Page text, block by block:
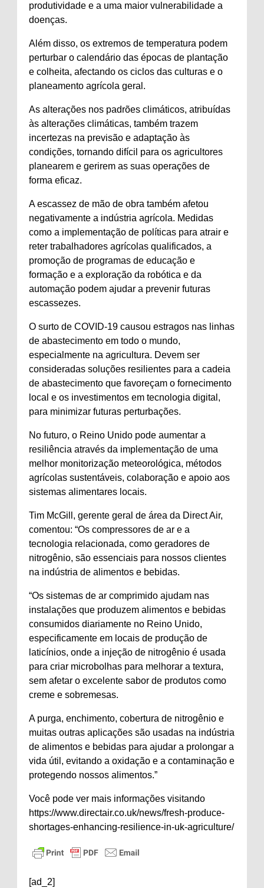
produtividade e a uma maior vulnerabilidade a
doenças.
Além disso, os extremos de temperatura podem
perturbar o calendário das épocas de plantação
e colheita, afectando os ciclos das culturas e o
planeamento agrícola geral.
As alterações nos padrões climáticos, atribuídas
às alterações climáticas, também trazem
incertezas na previsão e adaptação às
condições, tornando difícil para os agricultores
planearem e gerirem as suas operações de
forma eficaz.
A escassez de mão de obra também afetou
negativamente a indústria agrícola. Medidas
como a implementação de políticas para atrair e
reter trabalhadores agrícolas qualificados, a
promoção de programas de educação e
formação e a exploração da robótica e da
automação podem ajudar a prevenir futuras
escassezes.
O surto de COVID-19 causou estragos nas linhas
de abastecimento em todo o mundo,
especialmente na agricultura. Devem ser
consideradas soluções resilientes para a cadeia
de abastecimento que favoreçam o fornecimento
local e os investimentos em tecnologia digital,
para minimizar futuras perturbações.
No futuro, o Reino Unido pode aumentar a
resiliência através da implementação de uma
melhor monitorização meteorológica, métodos
agrícolas sustentáveis, colaboração e apoio aos
sistemas alimentares locais.
Tim McGill, gerente geral de área da Direct Air,
comentou: “Os compressores de ar e a
tecnologia relacionada, como geradores de
nitrogênio, são essenciais para nossos clientes
na indústria de alimentos e bebidas.
“Os sistemas de ar comprimido ajudam nas
instalações que produzem alimentos e bebidas
consumidos diariamente no Reino Unido,
especificamente em locais de produção de
laticínios, onde a injeção de nitrogênio é usada
para criar microbolhas para melhorar a textura,
sem afetar o excelente sabor de produtos como
creme e sobremesas.
A purga, enchimento, cobertura de nitrogênio e
muitas outras aplicações são usadas na indústria
de alimentos e bebidas para ajudar a prolongar a
vida útil, evitando a oxidação e a contaminação e
protegendo nossos alimentos.”
Você pode ver mais informações visitando
https://www.directair.co.uk/news/fresh-produce-
shortages-enhancing-resilience-in-uk-agriculture/
[ad_2]